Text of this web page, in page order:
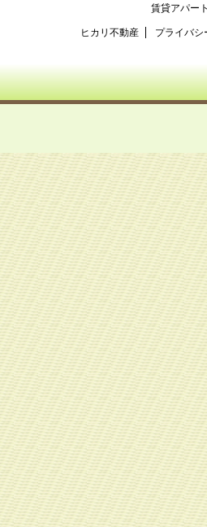
賃貸アパー
ヒカリ不動産 プライバシ